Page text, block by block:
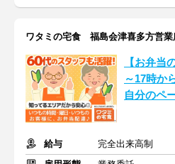
ワタミの宅食 福島会津喜多方営業
【お弁当
～17時か
自分のペ
給与
完全出来高制